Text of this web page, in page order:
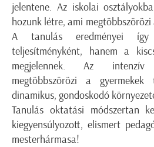
jelentene. Az iskolai
hozunk létre, ami
A tanulás eredményei
teljesítményként, hanem a
megjelennek. Az intenzív
megtöbbszörözi a gyermekek
dinamikus, gondoskodó
Tanulás oktatási módszertan
kiegyensúlyozott, elismert
mesterhármasa!